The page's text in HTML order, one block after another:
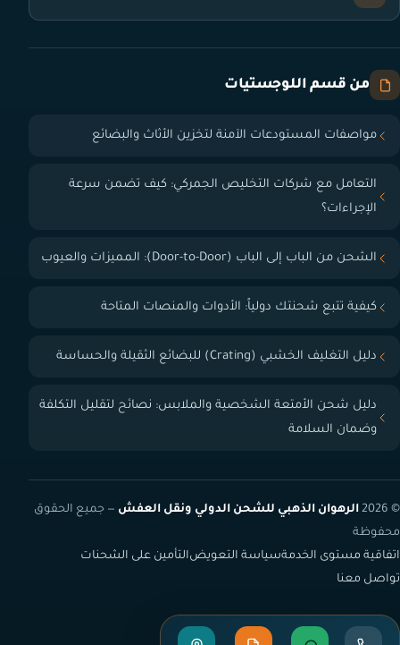
من قسم اللوجستيات
مواصفات المستودعات الآمنة لتخزين الأثاث والبضائع
التعامل مع شركات التخليص الجمركي: كيف تضمن سرعة
الإجراءات؟
الشحن من الباب إلى الباب (Door-to-Door): المميزات والعيوب
كيفية تتبع شحنتك دولياً: الأدوات والمنصات المتاحة
دليل التغليف الخشبي (Crating) للبضائع الثقيلة والحساسة
دليل شحن الأمتعة الشخصية والملابس: نصائح لتقليل التكلفة
وضمان السلامة
© 2026 الرهوان الذهبي للشحن الدولي ونقل العفش — جميع الحقوق
محفوظة
اتفاقية مستوى الخدمةسياسة التعويضالتأمين على الشحنات
تواصل معنا